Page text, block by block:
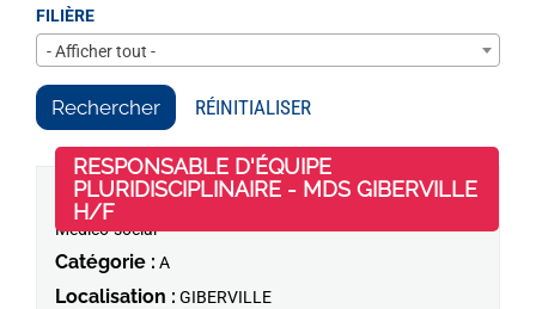
FILIÈRE
- Afficher tout -
Rechercher RÉINITIALISER
RESPONSABLE D'ÉQUIPE
PLURIDISCIPLINAIRE - MDS GIBERVILLE
H/F(Nouvelle fenêtre)
Domaine d'activité :
Médico-social
Catégorie : A
Localisation : GIBERVILLE